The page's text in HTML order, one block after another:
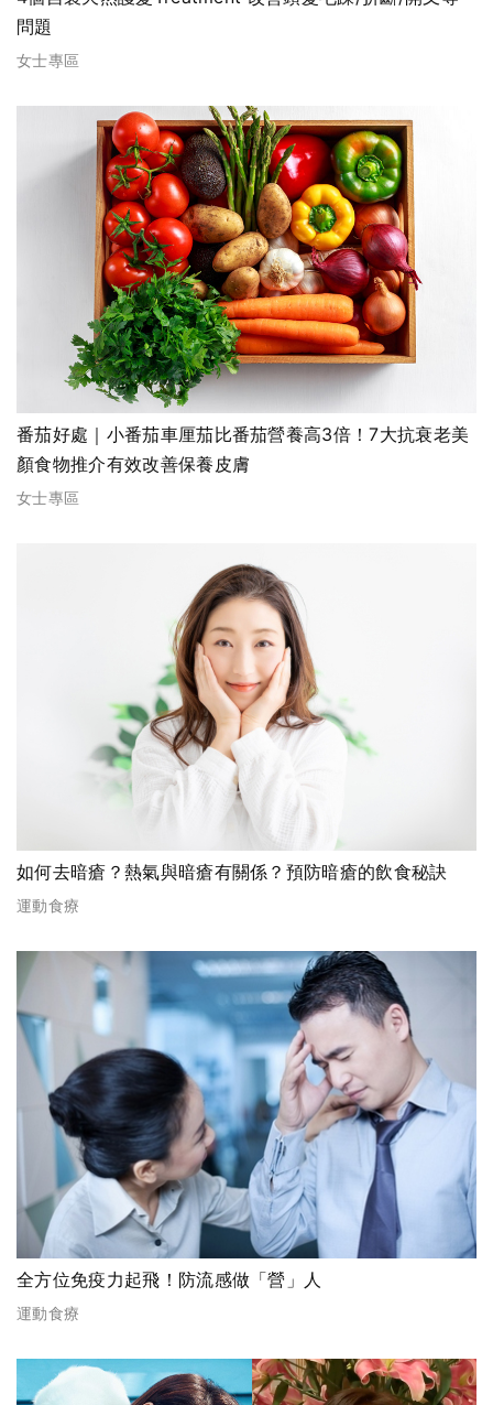
問題
女士專區
番茄好處｜小番茄車厘茄比番茄營養高3倍！7大抗衰老美
顏食物推介有效改善保養皮膚
女士專區
如何去暗瘡？熱氣與暗瘡有關係？預防暗瘡的飲食秘訣
運動食療
全方位免疫力起飛！防流感做「營」人
運動食療